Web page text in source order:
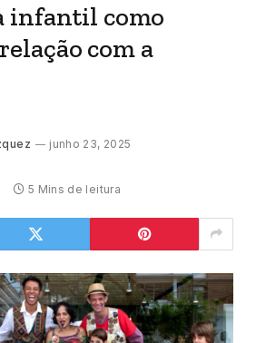
infantil como
com a
junho 23, 2025
5 Mins de leitura